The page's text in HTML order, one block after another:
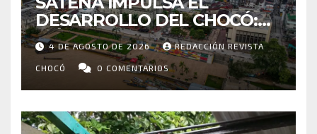
DESARROLLO DEL CHOCÓ:
MÁS DE 35 MIL PASAJEROS
MOVILIZADOS Y NUEVAS
RUTAS FORTALECEN LA
CONECTIVIDAD
4 DE AGOSTO DE 2026 REDACCIÓN REVISTA
CHOCÓ 0 COMENTARIOS